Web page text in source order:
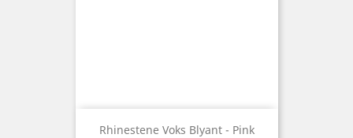
Rhinestene Voks Blyant - Pink